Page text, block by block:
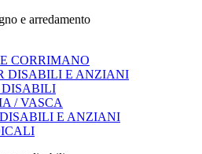
CORRIMANO
DISABILI E ANZIANI
DISABILI
/ VASCA
E ANZIANI